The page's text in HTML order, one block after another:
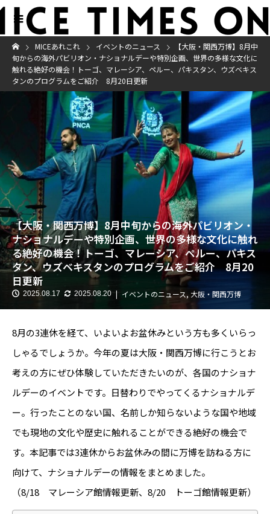
MICEあれこれ イベントのニュース
【大阪・関西万博】8月中
旬からの海外パビリオン・ナショナルデーや特別企画、世界の多様な文化に
触れる絶好の機会！トーゴ、マレーシア、ペルー、パキスタン、ウズベキス
タンのプログラムをご紹介 8月20日更新
【大阪・関西万博】8月中旬からの海外パビリオン・
ナショナルデーや特別企画、世界の多様な文化に触れ
る絶好の機会！トーゴ、マレーシア、ペルー、パキス
タン、ウズベキスタンのプログラムをご紹介 8月20
日更新
2025.08.17 2025.08.20 イベントのニュース, 大阪・関西万博
8月の3連休を経て、いよいよお盆休みという方も多くいらっ
しゃるでしょうか。今年の夏は大阪・関西万博に行こうとお
考えの方にぜひ体験していただきたいのが、各国のナショナ
ルデーのイベントです。日替わりでやってくるナショナルデ
ー。行ったことのない国、名前しか知らないような国や地域
でも現地の文化や歴史に触れることができる絶好の機会で
す。本記事では3連休からお盆休みの間に万博を訪ねる方に
向けて、ナショナルデーの情報をまとめました。
（8/18 マレーシア館情報更新、8/20 トーゴ館情報更新）